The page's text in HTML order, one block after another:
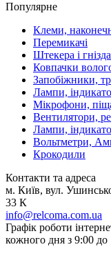
Популярне
Клеми,
Перемикачі
Штекера і гнізда
Ковпачки
Запобіжники,
Лампи,
Мікрофони,
Вентилятори,
Лампи,
Вольтметри,
Крокодили
Контакти та адреса
м. Київ, вул.
33 К
info@relcoma.com.ua
Графік роботи
кожного дня з 9:00 до